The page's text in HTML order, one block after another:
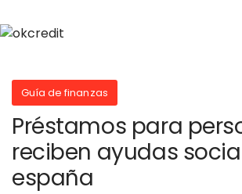
Guía de finanzas
Préstamos para
reciben ayudas
españa